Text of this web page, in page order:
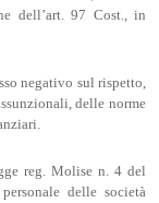
dell’art. 97 Cost., in
negativo sul rispetto,
delle norme
reg. Molise n. 4 del
delle società